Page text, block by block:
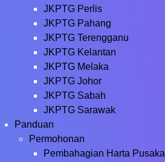
JKPTG Perlis
JKPTG Pahang
JKPTG Terengganu
JKPTG Kelantan
JKPTG Melaka
JKPTG Johor
JKPTG Sabah
JKPTG Sarawak
Panduan
Permohonan
Pembahagian Harta Pusaka